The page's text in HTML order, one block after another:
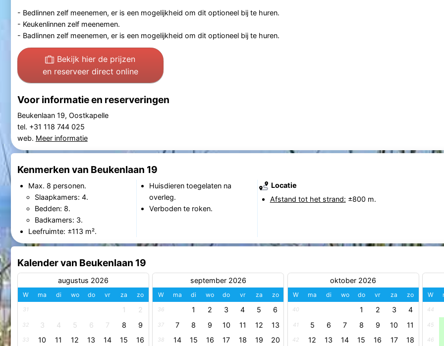
- Bedlinnen zelf meenemen, er is een mogelijkheid om dit optioneel bij te huren.
- Keukenlinnen zelf meenemen.
- Badlinnen zelf meenemen, er is een mogelijkheid om dit optioneel bij te huren.
Bekijk hier de prijzen
en reserveer direct online
Voor informatie en reserveringen
Beukenlaan 19, Oostkapelle
tel. +31 118 744 025
web. Meer informatie
Kenmerken van Beukenlaan 19
Max. 8 personen.
Slaapkamers: 4.
Bedden: 8.
Badkamers: 3.
Leefruimte: ±113 m².
Huisdieren toegelaten na
overleg.
Verboden te roken.
Locatie
Afstand tot het strand: ±800 m.
Kalender van Beukenlaan 19
augustus 2026
W ma di wo do vr za zo
31 1 2
32 3 4 5 6 7 8 9
33 10 11 12 13 14 15 16
september 2026
W ma di wo do vr za zo
36 1 2 3 4 5 6
37 7 8 9 10 11 12 13
38 14 15 16 17 18 19 20
oktober 2026
W ma di wo do vr za zo
40 1 2 3 4
41 5 6 7 8 9 10 11
42 12 13 14 15 16 17 18
W
44
45
46